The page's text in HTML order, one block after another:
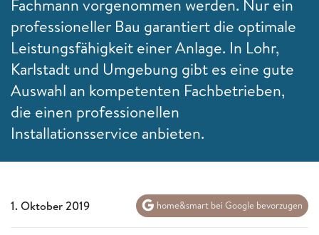
Fachmann vorgenommen werden. Nur ein
professioneller Bau garantiert die optimale
Leistungsfähigkeit einer Anlage. In Lohr,
Karlstadt und Umgebung gibt es eine gute
Auswahl an kompetenten Fachbetrieben,
die einen professionellen
Installationsservice anbieten.
1. Oktober 2019 home&smart bei Google bevorzugen